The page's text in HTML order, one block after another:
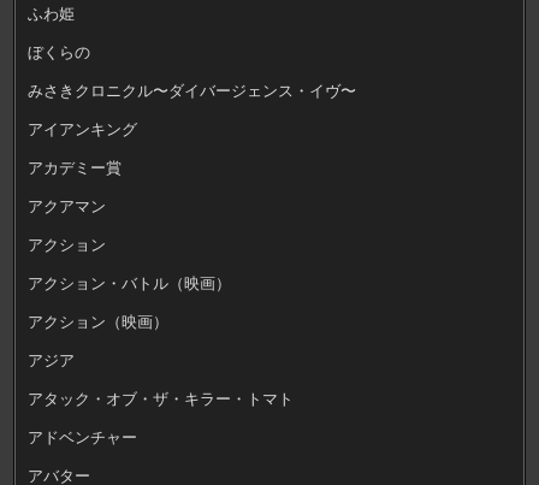
ふわ姫
ぼくらの
みさきクロニクル〜ダイバージェンス・イヴ〜
アイアンキング
アカデミー賞
アクアマン
アクション
アクション・バトル（映画）
アクション（映画）
アジア
アタック・オブ・ザ・キラー・トマト
アドベンチャー
アバター